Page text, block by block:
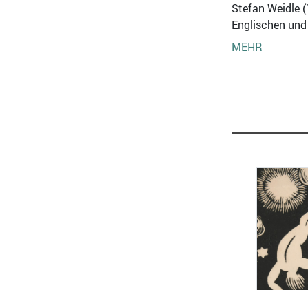
Stefan Weidle
Englischen
MEHR